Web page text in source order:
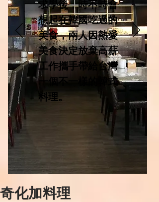
求學後，時不時會
想起在韓國吃過的
美食，兩人因熱愛
美食決定放棄高薪
工作攜手帶給台灣
一個不一樣的韓式
料理。
奇化加料理